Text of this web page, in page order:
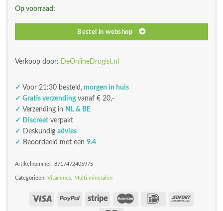
€12,95.
Op voorraad:
Bestel in webshop
Verkoop door: DeOnlineDrogist.nl
✓ Voor 21:30 besteld, morgen in huis
✓ Gratis verzendingvanaf € 20,-
✓ Verzending in NL & BE
✓ Discreet verpakt
✓
Deskundig advies
✓ Beoordeeld met een 9.4
Artikelnummer: 8717472405975
Categorieën: Vitamines Multi mineralen